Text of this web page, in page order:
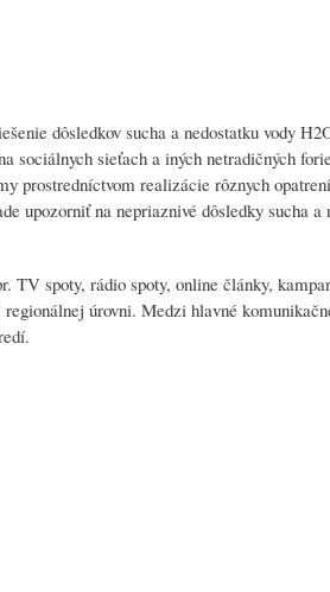
dôsledkov sucha a nedostatku vody
sieťach a iných netradičných
prostredníctvom realizácie rôznych
na nepriaznivé dôsledky sucha a
spoty, rádio spoty, online články,
úrovni. Medzi hlavné